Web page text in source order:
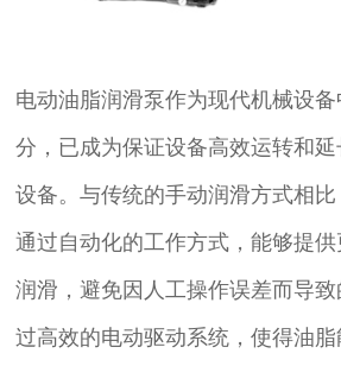
电动油脂润滑泵作为现代机械设
分，已成为保证设备高效运转和
设备。与传统的手动润滑方式相
通过自动化的工作方式，能够提
润滑，避免因人工操作误差而导
过高效的电动驱动系统，使得油